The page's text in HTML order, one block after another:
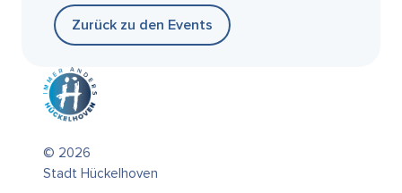
Zurück zu den Events
© 2026
Stadt Hückelhoven